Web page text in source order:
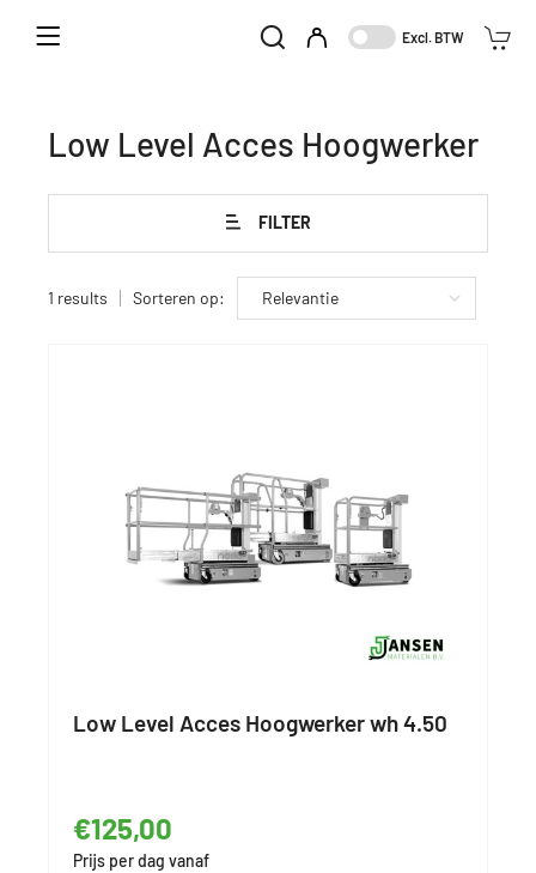
Excl. BTW
Low Level Acces Hoogwerker
Low Level Acces Hoogwerker
FILTER
1 results Sorteren op:
Low Level Acces Hoogwerker wh 4.50
Prijs per dag vanaf
€125,00